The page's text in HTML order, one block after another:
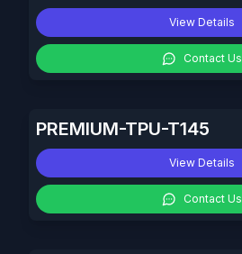
View Details
Contact Us
PREMIUM-TPU-T145
View Details
Contact Us